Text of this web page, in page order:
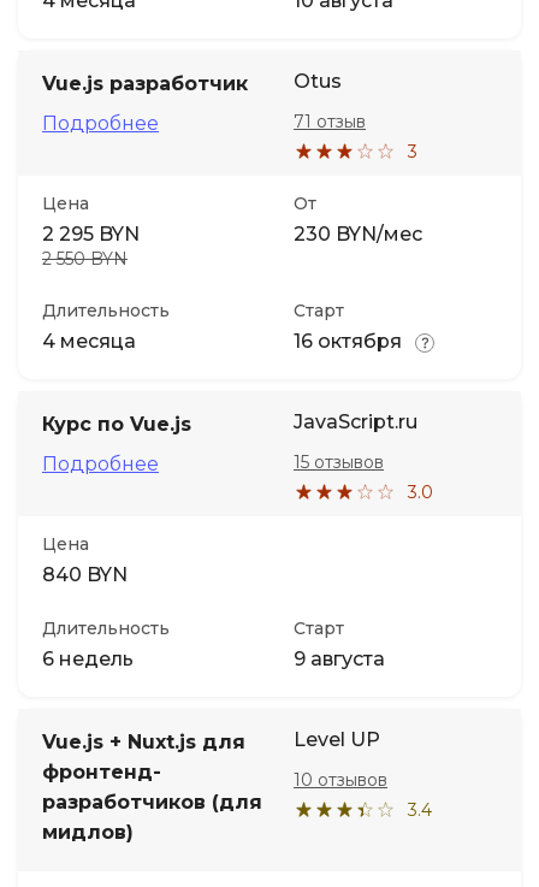
Vue.js разработчик
Подробнее
Otus
3
71 отзыв
Цена
2 295 BYN
2 550 BYN
От
230 BYN/мес
Длительность
4 месяца
Старт
16 октября
Курс по Vue.js
Подробнее
JavaScript.ru
3.0
15 отзывов
Цена
840 BYN
Длительность
6 недель
Старт
9 августа
Vue.js + Nuxt.js для
фронтенд-
разработчиков (для
мидлов)
Level UP
3.4
10 отзывов